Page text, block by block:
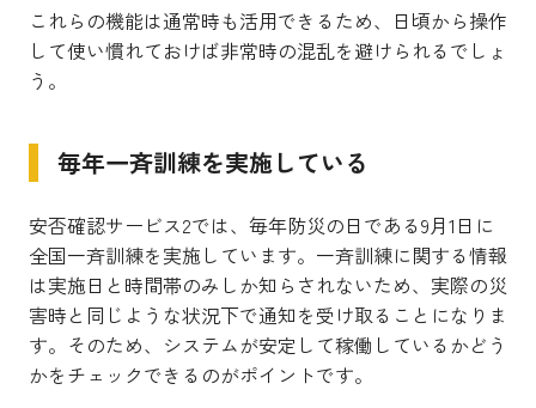
これらの機能は通常時も活用できるため、日頃から操作
して使い慣れておけば非常時の混乱を避けられるでしょ
う。
毎年一斉訓練を実施している
安否確認サービス2では、毎年防災の日である9月1日に
全国一斉訓練を実施しています。一斉訓練に関する情報
は実施日と時間帯のみしか知らされないため、実際の災
害時と同じような状況下で通知を受け取ることになりま
す。そのため、システムが安定して稼働しているかどう
かをチェックできるのがポイントです。